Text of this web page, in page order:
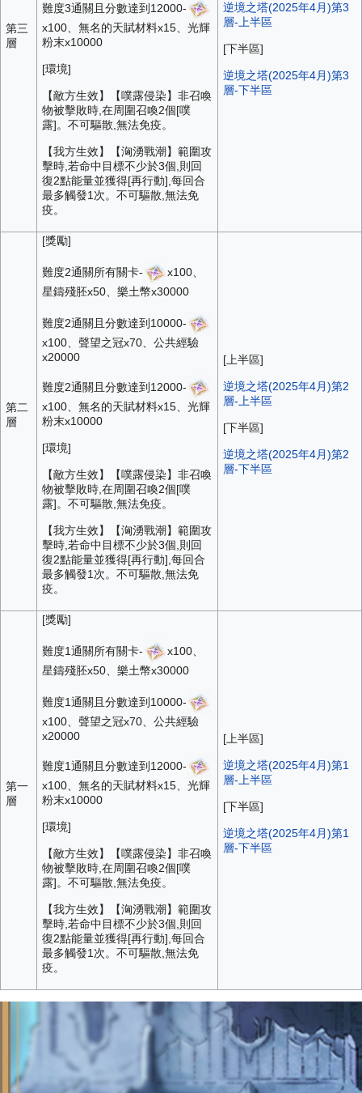
第三
層
難度3通關且分數達到12000-
x100、無名的天賦材料x15、光輝
粉末x10000
[環境]
【敵方生效】【噗露侵染】非召喚
物被擊敗時,在周圍召喚2個[噗
露]。不可驅散,無法免疫。
【我方生效】【洶湧戰潮】範圍攻
擊時,若命中目標不少於3個,則回
復2點能量並獲得[再行動],每回合
最多觸發1次。不可驅散,無法免
疫。
逆境之塔(2025年4月)第3
層-上半區
[下半區]
逆境之塔(2025年4月)第3
層-下半區
第二
層
[獎勵]
難度2通關所有關卡-
x100、
星鑄殘胚x50、樂土幣x30000
難度2通關且分數達到10000-
x100、聲望之冠x70、公共經驗
x20000
難度2通關且分數達到12000-
x100、無名的天賦材料x15、光輝
粉末x10000
[環境]
【敵方生效】【噗露侵染】非召喚
物被擊敗時,在周圍召喚2個[噗
露]。不可驅散,無法免疫。
【我方生效】【洶湧戰潮】範圍攻
擊時,若命中目標不少於3個,則回
復2點能量並獲得[再行動],每回合
最多觸發1次。不可驅散,無法免
疫。
[上半區]
逆境之塔(2025年4月)第2
層-上半區
[下半區]
逆境之塔(2025年4月)第2
層-下半區
第一
層
[獎勵]
難度1通關所有關卡-
x100、
星鑄殘胚x50、樂土幣x30000
難度1通關且分數達到10000-
x100、聲望之冠x70、公共經驗
x20000
難度1通關且分數達到12000-
x100、無名的天賦材料x15、光輝
粉末x10000
[環境]
【敵方生效】【噗露侵染】非召喚
物被擊敗時,在周圍召喚2個[噗
露]。不可驅散,無法免疫。
【我方生效】【洶湧戰潮】範圍攻
擊時,若命中目標不少於3個,則回
復2點能量並獲得[再行動],每回合
最多觸發1次。不可驅散,無法免
疫。
[上半區]
逆境之塔(2025年4月)第1
層-上半區
[下半區]
逆境之塔(2025年4月)第1
層-下半區